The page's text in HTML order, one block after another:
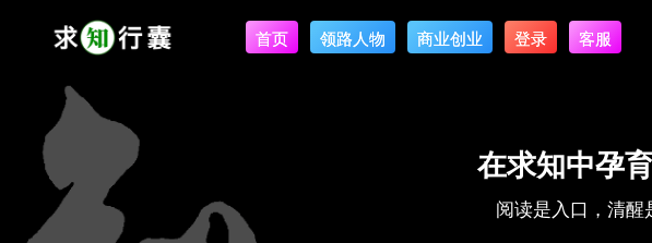
首页 领路人物 商业创业 登录 客服
在求知中孕
阅读是入口，清